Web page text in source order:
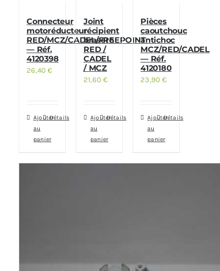
Connecteur
motoréducteur
RED/MCZ/CADEL/FREEPOINT
— Réf.
4120398
26,40€
Ajouter
au
panier
Détails
Joint
récipient
brasero
RED /
CADEL
/ MCZ
21,60€
Ajouter
au
panier
Détails
Pièces
caoutchouc
antichoc
MCZ/RED/CADEL
— Réf.
4120180
23,90€
Ajouter
au
panier
Détails